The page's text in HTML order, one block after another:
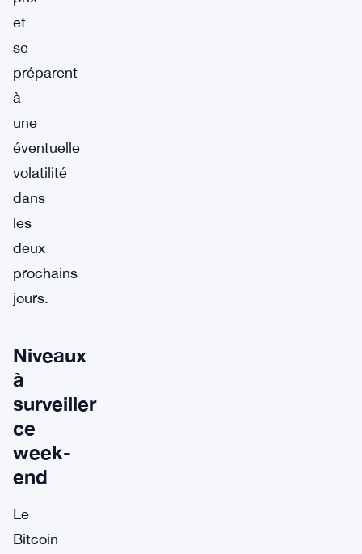
et
se
préparent
à
une
éventuelle
volatilité
dans
les
deux
prochains
jours.
Niveaux
à
surveiller
ce
week-
end
Le
Bitcoin